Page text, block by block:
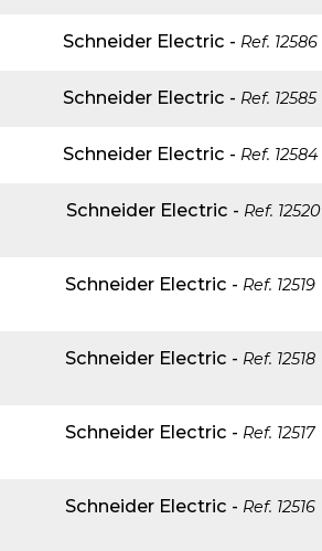
Schneider Electric - Ref. 12586
Schneider Electric - Ref. 12585
Schneider Electric - Ref. 12584
Schneider Electric - Ref. 12520
Schneider Electric - Ref. 12519
Schneider Electric - Ref. 12518
Schneider Electric - Ref. 12517
Schneider Electric - Ref. 12516